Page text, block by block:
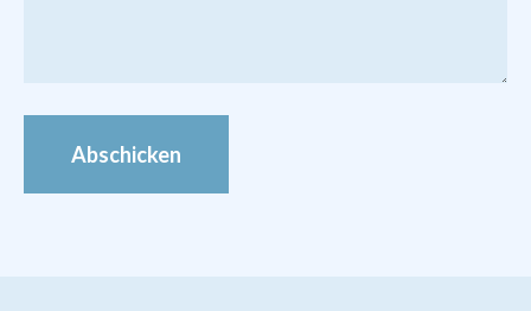
Abschicken